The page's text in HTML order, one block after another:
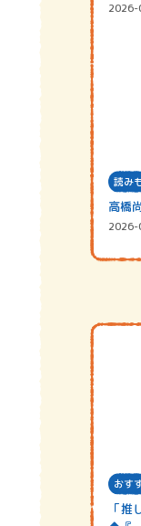
2026-
読み
高橋
おす
「